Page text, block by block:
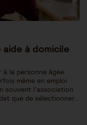
à domicile
à la personne âgée
même en emploi
souvent l’association
que de sélectionner…